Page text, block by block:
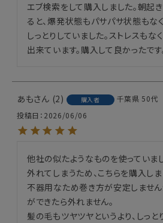
エブ検索をして購入しました。朝起
ると、爆発状態もパサパサ状態もな
しっとりしていました。ストレスも
出来ています。購入して良かったです
あも 2 購入者 千葉県 50代
投稿日
2026/06/06
他社の似たようなものを使っていま
外れてしまうため、こちらを購入しま
不器用なため巻き方が安定しません
ができたら外れません。
髪の毛もツヤツヤというより、しっ